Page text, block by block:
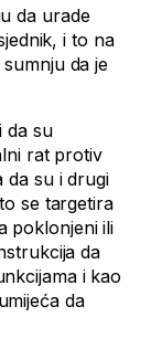
da urade
i to na
da je
da su
rat protiv
da su i drugi
se targetira
poklonjeni ili
da
i kao
da